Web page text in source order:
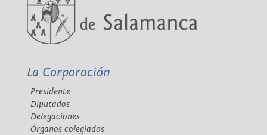
La Corporación
Presidente
Diputados
Delegaciones
Órganos colegiados